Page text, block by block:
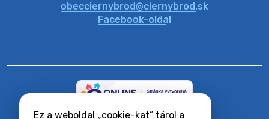
Ez a weboldal „cookie-kat” tárol a
obecciernybrod@ciernybrod.sk
Facebook-oldal